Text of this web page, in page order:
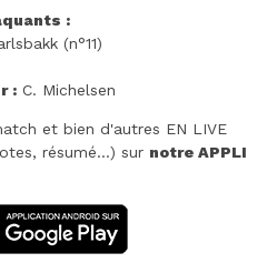
:
(n°11)
:C. Michelsen
et bien d'autres EN LIVE
résumé...) sur notre APPLI